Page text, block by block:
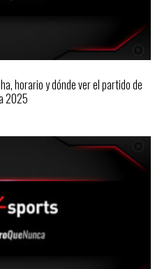
horario y dónde ver el partido de
2025